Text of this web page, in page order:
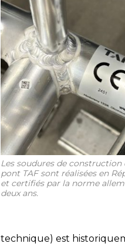
Les soudures de construction
pont TAF sont réalisées en
et certifiés par la norme
deux ans.
technique) est